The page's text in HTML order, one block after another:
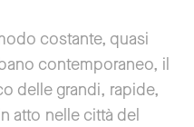
costante, quasi
contemporaneo, il
delle grandi, rapide,
atto nelle città del